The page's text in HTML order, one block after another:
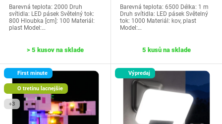
Barevná teplota: 2000 Druh
svítidla: LED pásek Světelný tok:
800 Hloubka [cm]: 100 Materiál:
plast Model:…
> 5 kusov na sklade
Barevná teplota: 6500 Délka: 1 m
Druh svítidla: LED pásek Světelný
tok: 1000 Materiál: kov, plast
Model:…
5 kusů na sklade
First minute
O tretinu lacnejšie
+3
Výpredaj